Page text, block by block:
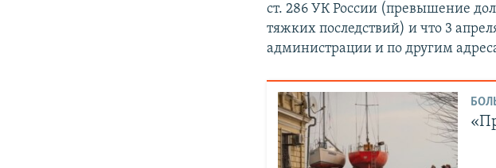
ст. 286 УК России (превышение
тяжких последствий) и что 3
администрации и по другим